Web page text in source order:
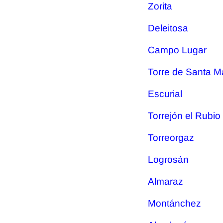
Zorita
Deleitosa
Campo Lugar
Torre de Santa
Escurial
Torrejón el Rubio
Torreorgaz
Logrosán
Almaraz
Montánchez